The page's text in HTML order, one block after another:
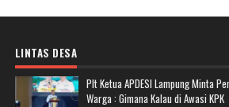
LINTAS DESA
Plt Ketua APDESI Lampung Minta
Warga : Gimana Kalau di Awasi KPK